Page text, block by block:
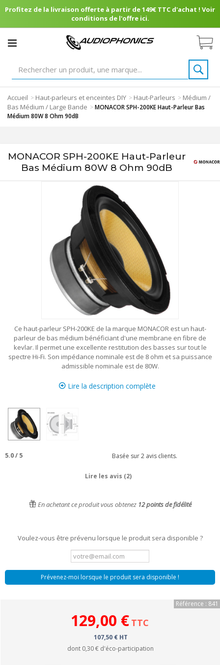
Profitez de la livraison offerte à partir de 149€ TTC d'achat ! Voir
conditions de l'offre ici.
Accueil > Haut-parleurs et enceintes DIY > Haut-Parleurs > Médium /
Bas Médium / Large Bande >MONACOR SPH-200KE Haut-Parleur Bas
Médium 80W 8 Ohm 90dB
MONACOR SPH-200KE Haut-Parleur
Bas Médium 80W 8 Ohm 90dB
Ce haut-parleur SPH-200KE de la marque MONACOR est un haut-
parleur de bas médium bénéficiant d'une membrane en fibre de
kevlar. Il permet une excellente restitution des basses sur tout le
spectre Hi-Fi. Son impédance nominale est de 8 ohm et sa puissance
admissible nominale est de 80W.
Lire la description complète
5.0/ 5 Basée sur2 avis clients.
Lire les avis (2)
En achetant ce produit vous obtenez 12points de fidélité
Voulez-vous être prévenu lorsque le produit sera disponible ?
Prévenez-moi lorsque le produit sera disponible !
Référence : 841
129,00 € TTC
107,50 € HT
dont 0,30 € d'éco-participation